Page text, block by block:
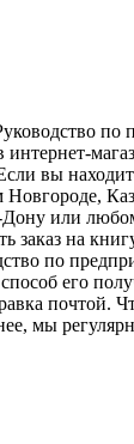
по
вы
Дону или
заказ на
по
его
почтой.
мы